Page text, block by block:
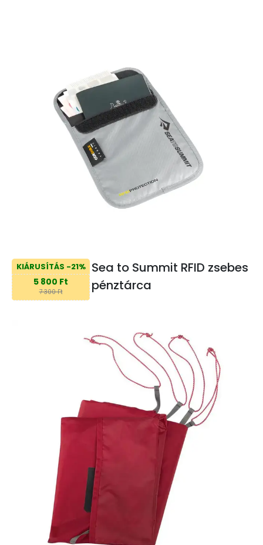
KIÁRUSÍTÁS -21%
5 800 Ft
7 300 Ft
Sea to Summit RFID zsebes
pénztárca